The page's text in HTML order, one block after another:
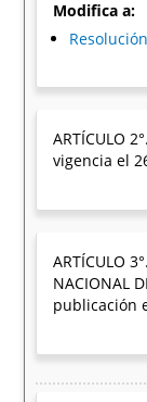
Modifica a:
ARTÍCULO
vigencia el
ARTÍCULO
NACIONAL
publicación